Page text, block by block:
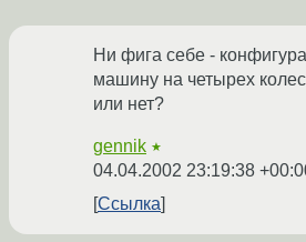
Ни фига себе -
машину на четырех
или нет?
gennik ★
04.04.2002 23:19:38
Ссылка